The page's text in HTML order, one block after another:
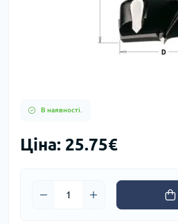
В наявності.
Ціна: 25.75€